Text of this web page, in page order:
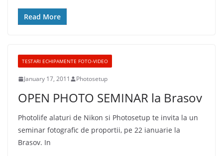
Read More
TESTARI ECHIPAMENTE FOTO-VIDEO
January 17, 2011 Photosetup
OPEN PHOTO SEMINAR la Brasov
Photolife alaturi de Nikon si Photosetup te invita la un
seminar fotografic de proportii, pe 22 ianuarie la
Brasov. In